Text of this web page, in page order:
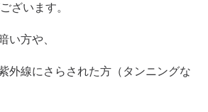
ざいます。
い方や、
外線にさらされた方（タンニングな